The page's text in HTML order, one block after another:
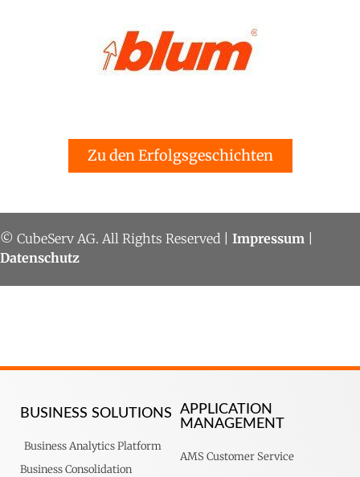
Zu den Erfolgsgeschichten
© CubeServ AG. All Rights Reserved | Impressum
Datenschutz
BUSINESS SOLUTIONS
Business Analytics Platform
Business Consolidation
APPLICATION
MANAGEMENT
AMS Customer Service